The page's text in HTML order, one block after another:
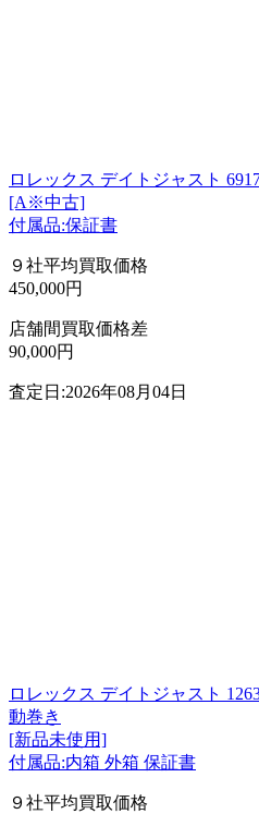
ロレックス デイトジャスト
[A※中古]
付属品:保証書
９社平均買取価格
450,000円
店舗間買取価格差
90,000円
査定日:2026年08月04日
ロレックス デイトジャスト
動巻き
[新品未使用]
付属品:内箱 外箱 保証書
９社平均買取価格